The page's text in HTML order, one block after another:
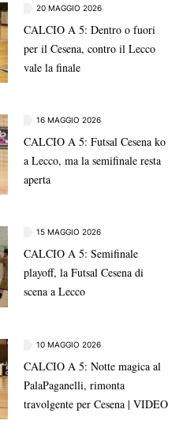
20 MAGGIO 2026
CALCIO A 5: Dentro o fuori
per il Cesena, contro il Lecco
vale la finale
16 MAGGIO 2026
CALCIO A 5: Futsal Cesena ko
a Lecco, ma la semifinale resta
aperta
15 MAGGIO 2026
CALCIO A 5: Semifinale
playoff, la Futsal Cesena di
scena a Lecco
10 MAGGIO 2026
CALCIO A 5: Notte magica al
PalaPaganelli, rimonta
travolgente per Cesena | VIDEO